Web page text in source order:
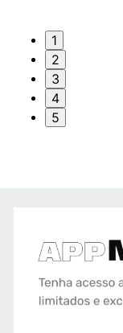
1
2
3
4
5